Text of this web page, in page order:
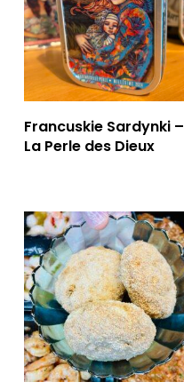
Dowiedz się więcej
Francuskie Sardynki –
La Perle des Dieux